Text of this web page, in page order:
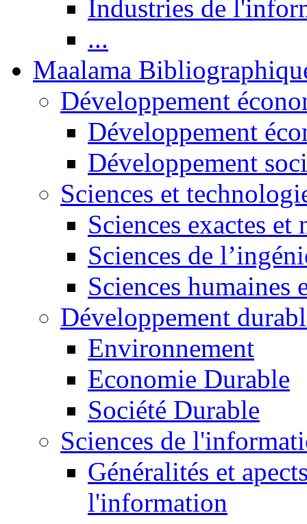
Industries de
...
Maalama
Développement
Développement
Développement
Sciences et
Sciences exactes et
Sciences de
Sciences humaines
Développement
Environnement
Economie Durable
Société Durable
Sciences de
Généralités et
l'information